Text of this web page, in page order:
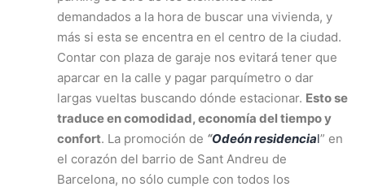
demandados a la hora de buscar una vivienda, y
más si esta se encentra en el centro de la ciudad.
Contar con plaza de garaje nos evitará tener que
aparcar en la calle y pagar parquímetro o dar
largas vueltas buscando dónde estacionar. Esto se
traduce en comodidad, economía del tiempo y
confort. La promoción de “Odeón residencial” en
el corazón del barrio de Sant Andreu de
Barcelona, no sólo cumple con todos los